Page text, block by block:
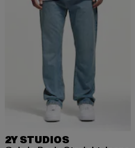
2Y STUDIOS